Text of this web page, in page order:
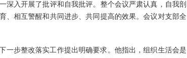
深入开展了批评和自我批评。整个会议严肃认真，自我剖
、相互警醒和共同进步、共同提高的效果。会议对支部全
一步整改落实工作提出明确要求。他指出，组织生活会是